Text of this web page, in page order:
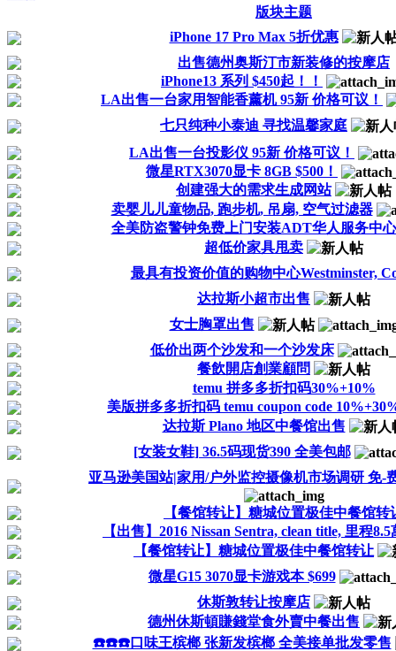
版块主题
iPhone 17 Pro Max 5折优惠
出售德州奥斯汀市新装修的按摩店
iPhone13 系列 $450起！！
LA出售一台家用智能香薰机 95新 价格可议！
七只纯种小泰迪 寻找温馨家庭
LA出售一台投影仪 95新 价格可议！
微星RTX3070显卡 8GB $500！
创建强大的需求生成网站
卖婴儿儿童物品, 跑步机, 吊扇, 空气过滤器
全美防盗警钟免费上门安装ADT华人服务中心
超低价家具甩卖
最具有投资价值的购物中心Westminster,
达拉斯小超市出售
女士胸罩出售
低价出两个沙发和一个沙发床
餐飲開店創業顧問
temu 拼多多折扣码30%+10%
美版拼多多折扣码 temu coupon code
达拉斯 Plano 地区中餐馆出售
[女装女鞋] 36.5码现货390 全美包邮
亚马逊美国站|家用/户外监控摄像机市场调研 免-
【餐馆转让】糖城位置极佳中餐馆转
【出售】2016 Nissan Sentra, clean title, 里程8.5
【餐馆转让】糖城位置极佳中餐馆转让
微星G15 3070显卡游戏本 $699
休斯敦转让按摩店
德州休斯頓賺錢堂食外賣中餐出售
☎️☎️☎️口味王槟榔 张新发槟榔 全美接单批发零售